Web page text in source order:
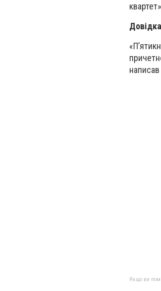
Якщо ви